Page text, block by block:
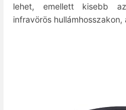
lehet, emellett kisebb
infravörös